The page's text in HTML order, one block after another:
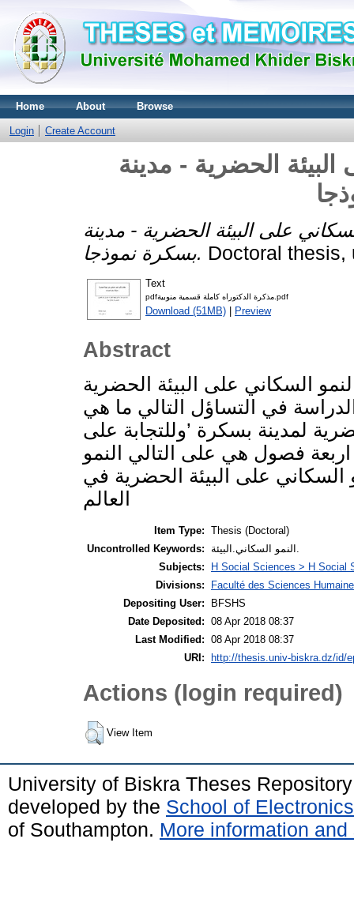
Home About Browse
Login Create Account
الحضرية - مدينة
على البيئة الحضرية - مدينة
بسكرة نموذجا. Doctoral thesis,
Text
pdfمذكرة الدكتوراه كاملة قسمية منوبية.pdf
Download (51MB) | Preview
Abstract
السكاني على البيئة الحضرية
في التساؤل التالي ما هي
لمدينة بسكرة ’وللتجابة على
فصول هي على التالي النمو
السكاني على البيئة الحضرية في
العالم
Item Type: Thesis (Doctoral)
Uncontrolled Keywords:
Subjects:
H Social Sciences > H Social
Divisions:
Faculté des Sciences
Depositing User:
BFSHS
Date Deposited: 08 Apr 2018 08:37
Last Modified: 08 Apr 2018 08:37
URI:
http://thesis.univ-biskra.dz/id/
Actions (login required)
View Item
University of Biskra Theses
developed by the School of
of Southampton. More information